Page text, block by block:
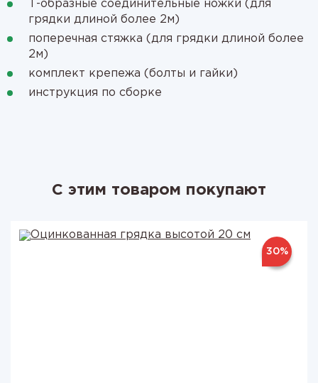
Т-образные соединительные ножки (для
грядки длиной более 2м)
поперечная стяжка (для грядки длиной более
2м)
комплект крепежа (болты и гайки)
инструкция по сборке
С этим товаром покупают
30%